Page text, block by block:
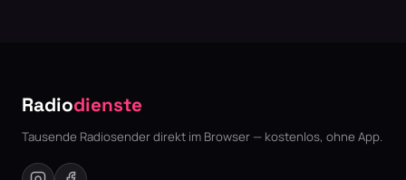
Radiodienste
Tausende Radiosender direkt im Browser — kostenlos, ohne App.